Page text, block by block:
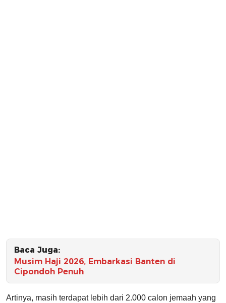
Baca Juga:
Musim Haji 2026, Embarkasi Banten di
Cipondoh Penuh
Artinya, masih terdapat lebih dari 2.000 calon jemaah yang